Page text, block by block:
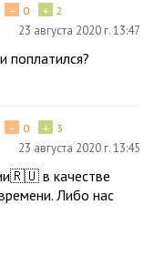
+ 2
− 0
23 августа 2020 г. 13:47
поплатился?
+ 3
− 0
23 августа 2020 г. 13:45
в качестве
Либо нас